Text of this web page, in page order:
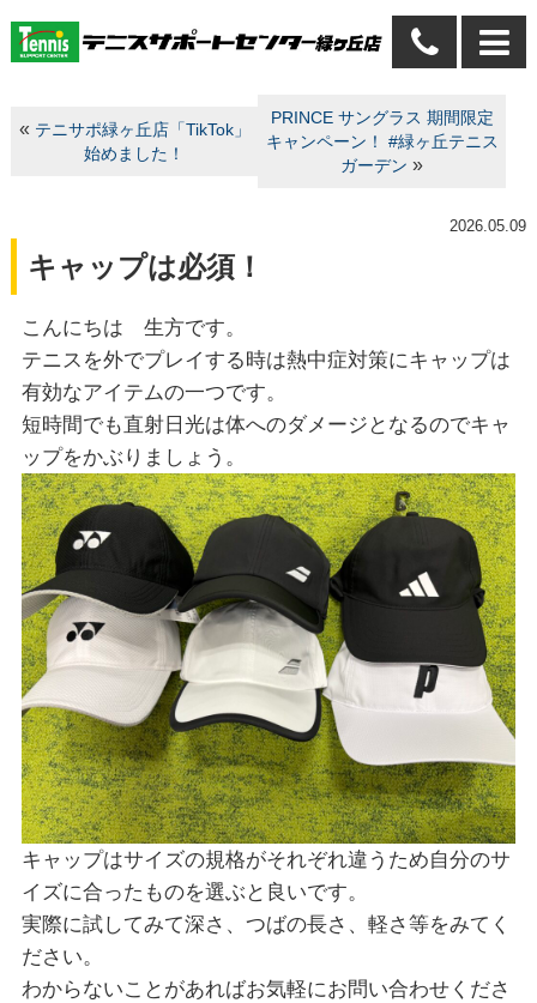
« テニサポ緑ヶ丘店「TikTok」
始めました！
PRINCE サングラス 期間限定
キャンペーン！ #緑ヶ丘テニス
ガーデン »
2026.05.09
キャップは必須！
こんにちは 生方です。
テニスを外でプレイする時は熱中症対策にキャップは
有効なアイテムの一つです。
短時間でも直射日光は体へのダメージとなるのでキャ
ップをかぶりましょう。
キャップはサイズの規格がそれぞれ違うため自分のサ
イズに合ったものを選ぶと良いです。
実際に試してみて深さ、つばの長さ、軽さ等をみてく
ださい。
わからないことがあればお気軽にお問い合わせくださ